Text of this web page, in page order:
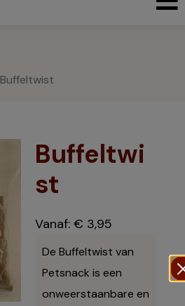
Buffeltwist
Buffeltwi
st
Vanaf: € 3,95
De Buffeltwist van
Petsnack is een
onweerstaanbare en